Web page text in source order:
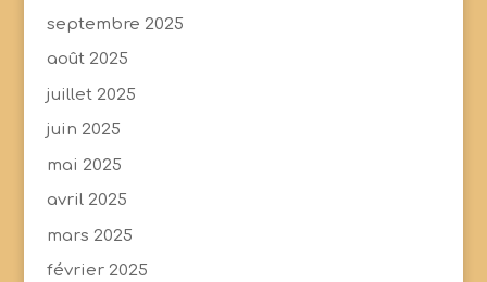
septembre 2025
août 2025
juillet 2025
juin 2025
mai 2025
avril 2025
mars 2025
février 2025